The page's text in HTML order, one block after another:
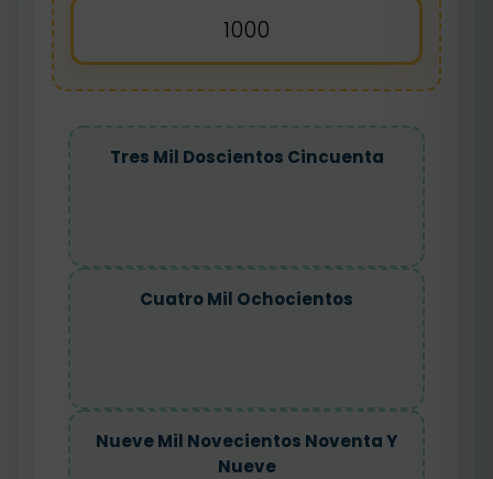
1000
Tres Mil Doscientos Cincuenta
Cuatro Mil Ochocientos
Nueve Mil Novecientos Noventa Y
Nueve